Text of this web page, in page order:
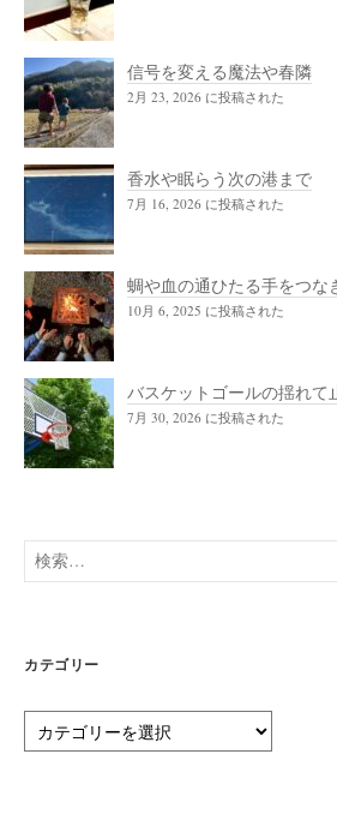
信号を変える魔法や春隣
2月 23, 2026 に投稿された
香水や眠らう次の港まで
7月 16, 2026 に投稿された
蜩や血の通ひたる手をつな
10月 6, 2025 に投稿された
バスケットゴールの揺れて
7月 30, 2026 に投稿された
検
索:
カテゴリー
テ